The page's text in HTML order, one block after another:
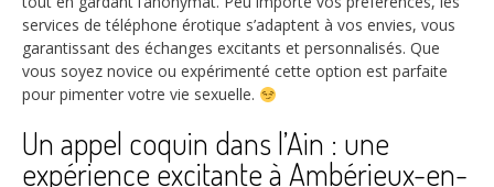
services de téléphone érotique s’adaptent à vos envies, vous
garantissant des échanges excitants et personnalisés. Que
vous soyez novice ou expérimenté cette option est parfaite
pour pimenter votre vie sexuelle.
Un appel coquin dans l’Ain : une
expérience excitante à Ambérieux-en-